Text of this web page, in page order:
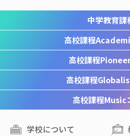
中学教育課
高校課程
高校課程
高校課程
高校課程Music
学校について